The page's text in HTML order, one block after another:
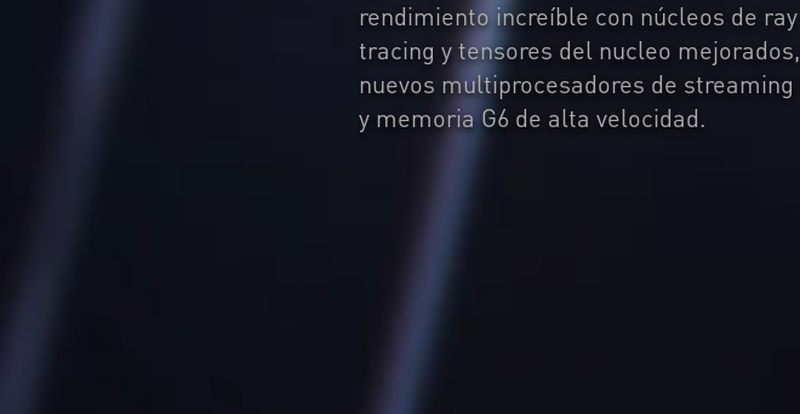
rendimiento increíble con núcleos de ray
tracing y tensores del nucleo mejorados,
nuevos multiprocesadores de streaming
y memoria G6 de alta velocidad.